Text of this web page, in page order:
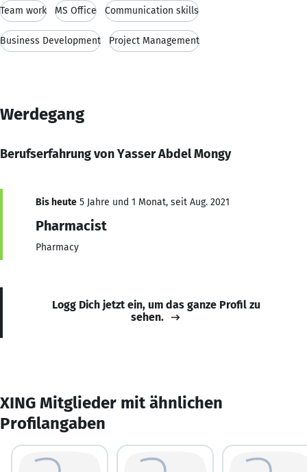
Team work MS Office Communication skills
Business Development Project Management
Werdegang
Berufserfahrung von Yasser Abdel Mongy
Bis heute 5 Jahre und 1 Monat, seit Aug. 2021
Pharmacist
Pharmacy
Logg Dich jetzt ein, um das ganze Profil zu
sehen.
XING Mitglieder mit ähnlichen
Profilangaben